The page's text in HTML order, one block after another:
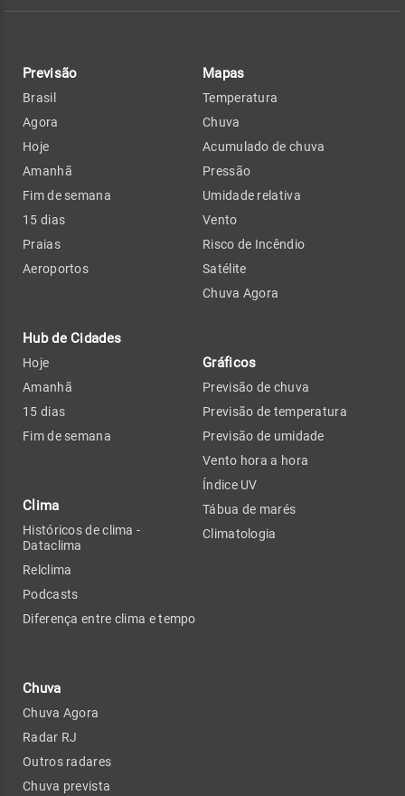
Previsão
Brasil
Agora
Hoje
Amanhã
Fim de semana
15 dias
Praias
Aeroportos
Hub de Cidades
Hoje
Amanhã
15 dias
Fim de semana
Clima
Históricos de clima -
Dataclima
Relclima
Podcasts
Diferença entre clima e tempo
Chuva
Chuva Agora
Radar RJ
Outros radares
Chuva prevista
Mapas
Temperatura
Chuva
Acumulado de chuva
Pressão
Umidade relativa
Vento
Risco de Incêndio
Satélite
Chuva Agora
Gráficos
Previsão de chuva
Previsão de temperatura
Previsão de umidade
Vento hora a hora
Índice UV
Tábua de marés
Climatologia